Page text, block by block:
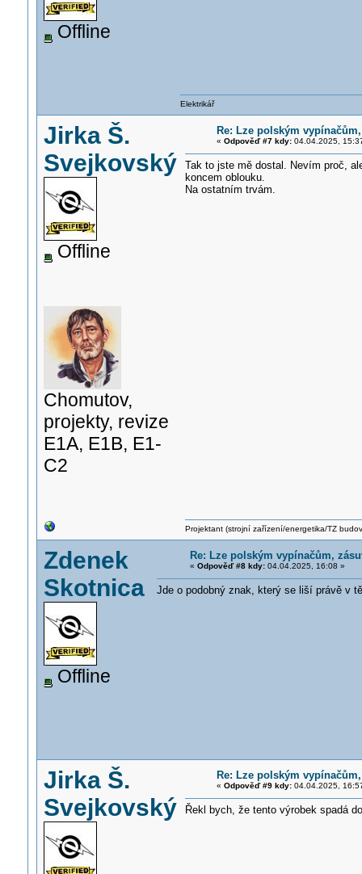
Offline
Elektrikář
Jirka Š.
Svejkovský
Offline
Chomutov,
projekty, revize
E1A, E1B, E1-
C2
Re: Lze polským
« Odpověď #7 kdy:04.04.2025,
Tak to jste mě dostal. Nevím proč,
koncem oblouku.
Na ostatním trvám.
Projektant (strojní zařízení/energetika/TZ
Zdenek
Skotnica
Offline
Re: Lze polským vypínačům,
« Odpověď #8 kdy:04.04.2025, 16:08 »
Jde o podobný znak, který se liší právě v
Jirka Š.
Svejkovský
Re: Lze polským
« Odpověď #9 kdy:04.04.2025,
Řekl bych, že tento výrobek spadá